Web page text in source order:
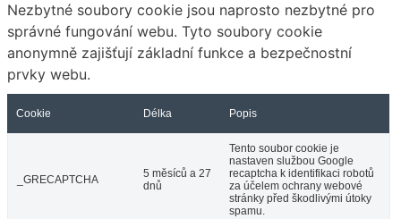
Nezbytné soubory cookie jsou naprosto nezbytné pro
správné fungování webu. Tyto soubory cookie
anonymně zajišťují základní funkce a bezpečnostní
prvky webu.
Cookie Délka Popis
_GRECAPTCHA
5 měsíců a 27
dnů
Tento soubor cookie je
nastaven službou Google
recaptcha k identifikaci robotů
za účelem ochrany webové
stránky před škodlivými útoky
spamu.